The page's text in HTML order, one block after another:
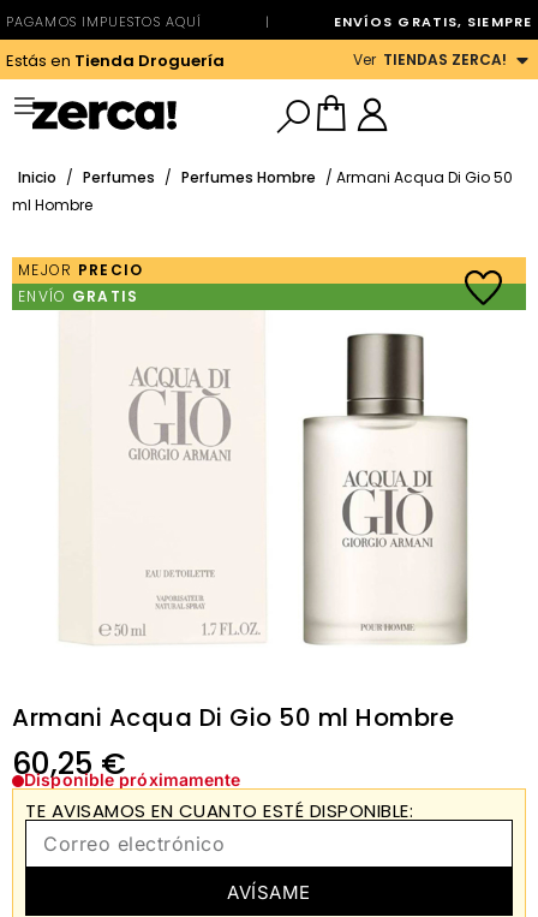
PAGAMOS IMPUESTOS AQUÍ | ENVÍOS GRATIS, SIEMPRE
Estás en Tienda Droguería Ver TIENDAS ZERCA!
Inicio / Perfumes / Perfumes Hombre / Armani Acqua Di Gio 50
ml Hombre
MEJOR PRECIO
ENVÍO GRATIS
Armani Acqua Di Gio 50 ml Hombre
60,25 €
Disponible próximamente
TE AVISAMOS EN CUANTO ESTÉ DISPONIBLE:
AVÍSAME